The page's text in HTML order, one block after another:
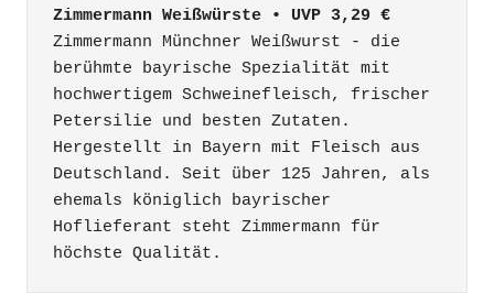
Zimmermann Weißwürste • UVP 3,29 €
Zimmermann Münchner Weißwurst - die
berühmte bayrische Spezialität mit
hochwertigem Schweinefleisch, frischer
Petersilie und besten Zutaten.
Hergestellt in Bayern mit Fleisch aus
Deutschland. Seit über 125 Jahren, als
ehemals königlich bayrischer
Hoflieferant steht Zimmermann für
höchste Qualität.